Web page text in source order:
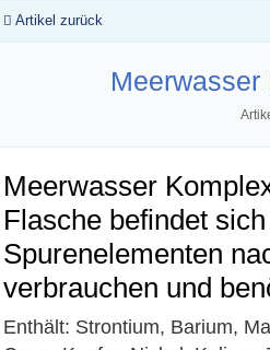
Artikel zurück
Meerwasser
Flasche befindet
Spurenelementen
verbrauchen und
Enthält: Strontium, Barium,